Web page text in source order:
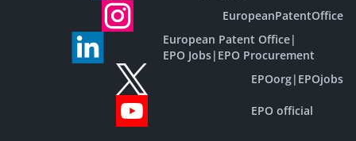
EuropeanPatentOffice
European Patent Office|
EPO Jobs| EPO Procurement
EPOorg| EPOjobs
EPO official